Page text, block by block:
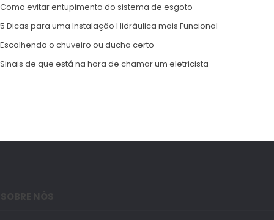
Como evitar entupimento do sistema de esgoto
5 Dicas para uma Instalação Hidráulica mais Funcional
Escolhendo o chuveiro ou ducha certo
Sinais de que está na hora de chamar um eletricista